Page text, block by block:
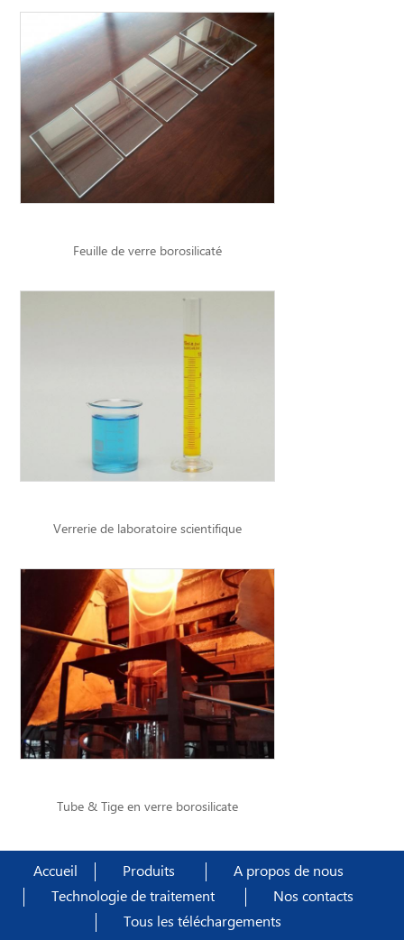
Feuille de verre borosilicaté
Verrerie de laboratoire scientifique
Tube & Tige en verre borosilicate
Accueil Produits
A propos de nous
Technologie de traitement
Nos contacts
Tous les téléchargements